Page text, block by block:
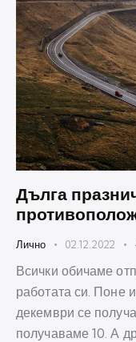
Дълга
Лично 02.12.2022
Всички обичаме
работата си. Поне
декември се
получаваме 10. А